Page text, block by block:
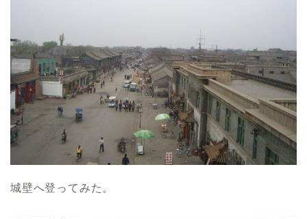
城壁へ登ってみた。